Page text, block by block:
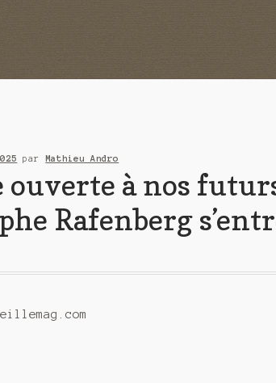
parMathieu Andro
ouverte à nos
Rafenberg